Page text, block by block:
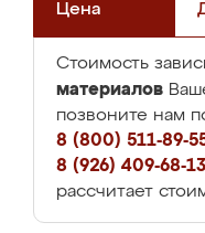
Цена
Стоимость
материалов
позвоните нам
8 (800) 511-89-
8 (926) 409-68-13
рассчитает